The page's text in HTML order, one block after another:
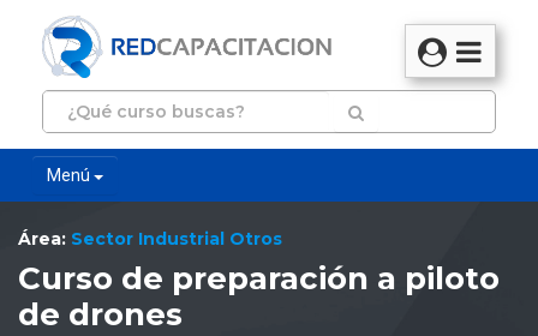
Menú
Área: Sector Industrial Otros
Curso de preparación a piloto
de drones